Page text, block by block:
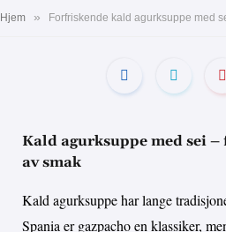
Hjem »
Kald agurksuppe med sei
av smak
Kald agurksuppe har lange
Spania er gazpacho en klassiker,